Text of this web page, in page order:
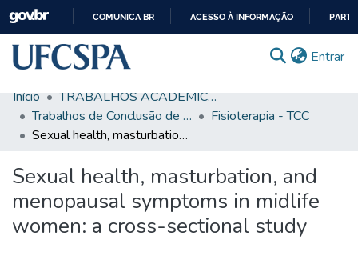
CONTEÚDO
COMUNICA BR ACESSO À INFORMAÇÃO
Entrar
Comunidades & Coleções
Busca Facetada
Estatísticas
Autoarquivamento
Sobre o RI-UFCSPA
Início
TRABALHOS ACADÊMICOS
Trabalhos de Conclusão de Curso de Graduação
Fisioterapia - TCC
Sexual health, masturbation, and menopausal symptoms in midlife women: a cross-sectional study
Sexual health, masturbation, and
menopausal symptoms in midlife
women: a cross-sectional study